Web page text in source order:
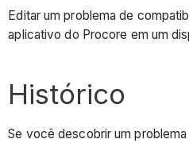
Editar um problema de
aplicativo do Procore em um
Histórico
Se você descobrir um